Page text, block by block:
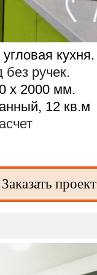
Заказать проект
кухня.
ручек.
х 2000 мм.
12 кв.м